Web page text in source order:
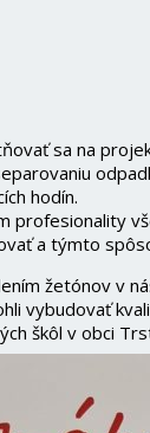
sa na
hodín.
a týmto
žetónov v
vybudovať
škôl v obci